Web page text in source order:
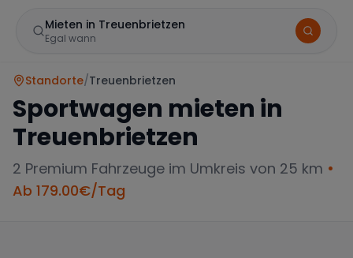
Mieten in Treuenbrietzen
Egal wann
Standorte/Treuenbrietzen
Sportwagen mieten in
Treuenbrietzen
2 Premium Fahrzeuge im Umkreis von 25 km •
Ab 179.00€/Tag